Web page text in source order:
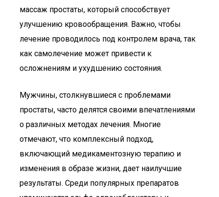
массаж простаты, который способствует
улучшению кровообращения. Важно, чтобы
лечение проводилось под контролем врача, так
как самолечение может привести к
осложнениям и ухудшению состояния.
Мужчины, столкнувшиеся с проблемами
простаты, часто делятся своими впечатлениями
о различных методах лечения. Многие
отмечают, что комплексный подход,
включающий медикаментозную терапию и
изменения в образе жизни, дает наилучшие
результаты. Среди популярных препаратов